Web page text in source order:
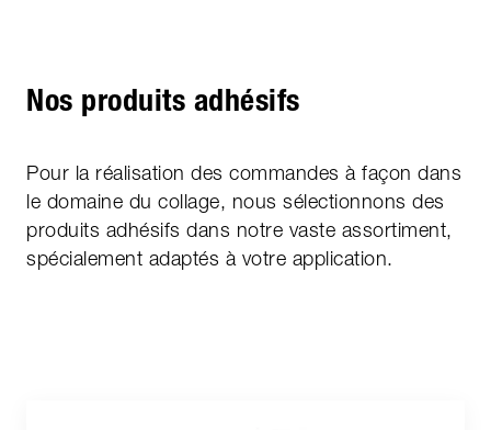
Nos produits adhésifs
Pour la réalisation des commandes à façon dans
le domaine du collage, nous sélectionnons des
produits adhésifs dans notre vaste assortiment,
spécialement adaptés à votre application.